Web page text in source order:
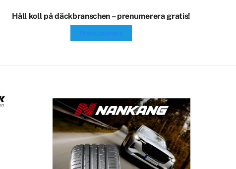
Håll koll på däckbranschen – prenumerera gratis!